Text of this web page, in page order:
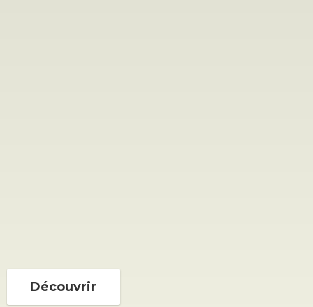
Découvrir